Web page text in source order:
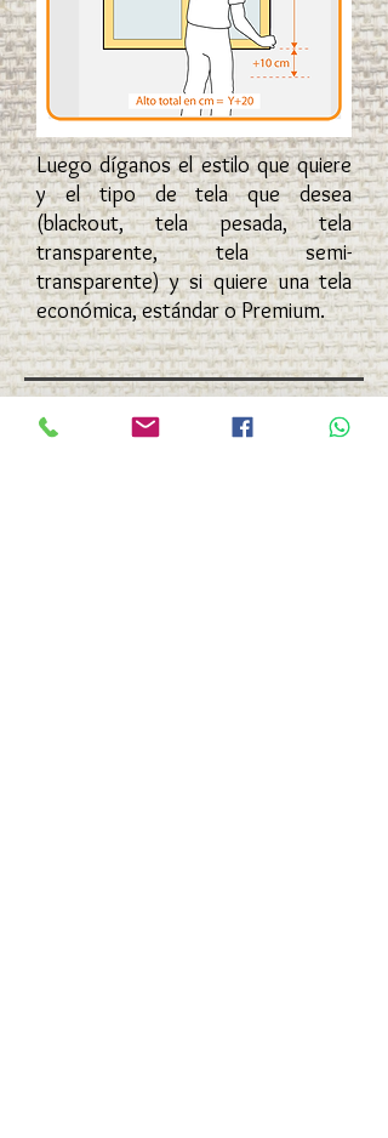
Luego díganos el estilo que quiere
y el tipo de tela que desea
(blackout, tela pesada, tela
transparente, tela semi-
transparente) y si quiere una tela
económica, estándar o Premium.
A la medida al por mayor